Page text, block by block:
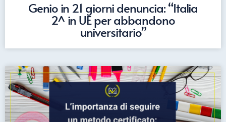
Genio in 21 giorni denuncia: “Italia
2^ in UE per abbandono
universitario”